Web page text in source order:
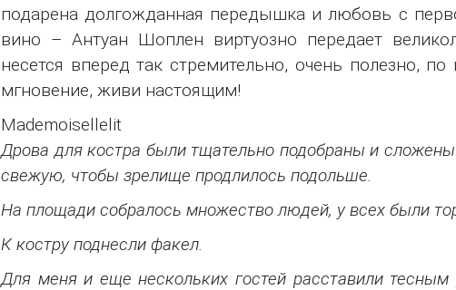
подарена долгожданная передышка и любовь с
вино – Антуан Шоплен виртуозно передает
несется вперед так стремительно, очень полезно,
мгновение, живи настоящим!
Mademoisellelit
Дрова для костра были тщательно подобраны и
свежую, чтобы зрелище продлилось подольше.
На площади собралось множество людей, у всех были
К костру поднесли факел.
Для меня и еще нескольких гостей расставили